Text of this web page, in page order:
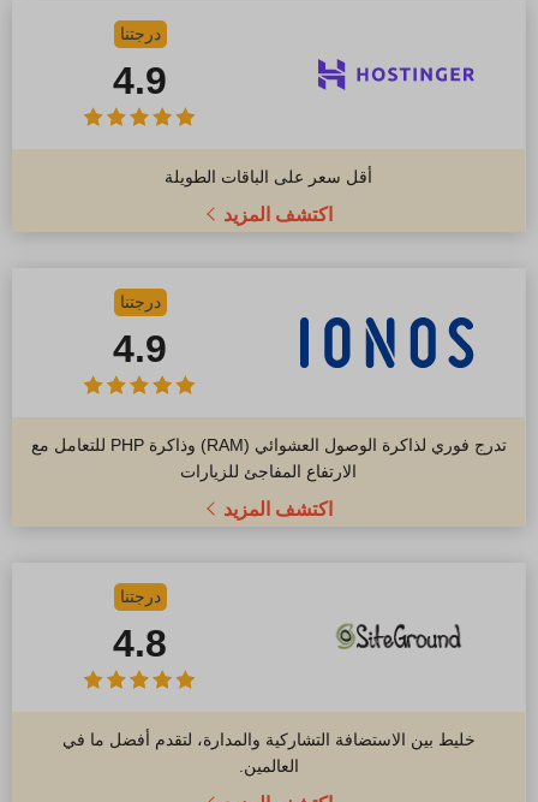
درجتنا
4.9
أقل سعر على الباقات الطويلة
اكتشف المزيد
درجتنا
4.9
تدرج فوري لذاكرة الوصول العشوائي (RAM) وذاكرة PHP للتعامل مع
الارتفاع المفاجئ للزيارات
اكتشف المزيد
درجتنا
4.8
خليط بين الاستضافة التشاركية والمدارة، لتقدم أفضل ما في
العالمين.